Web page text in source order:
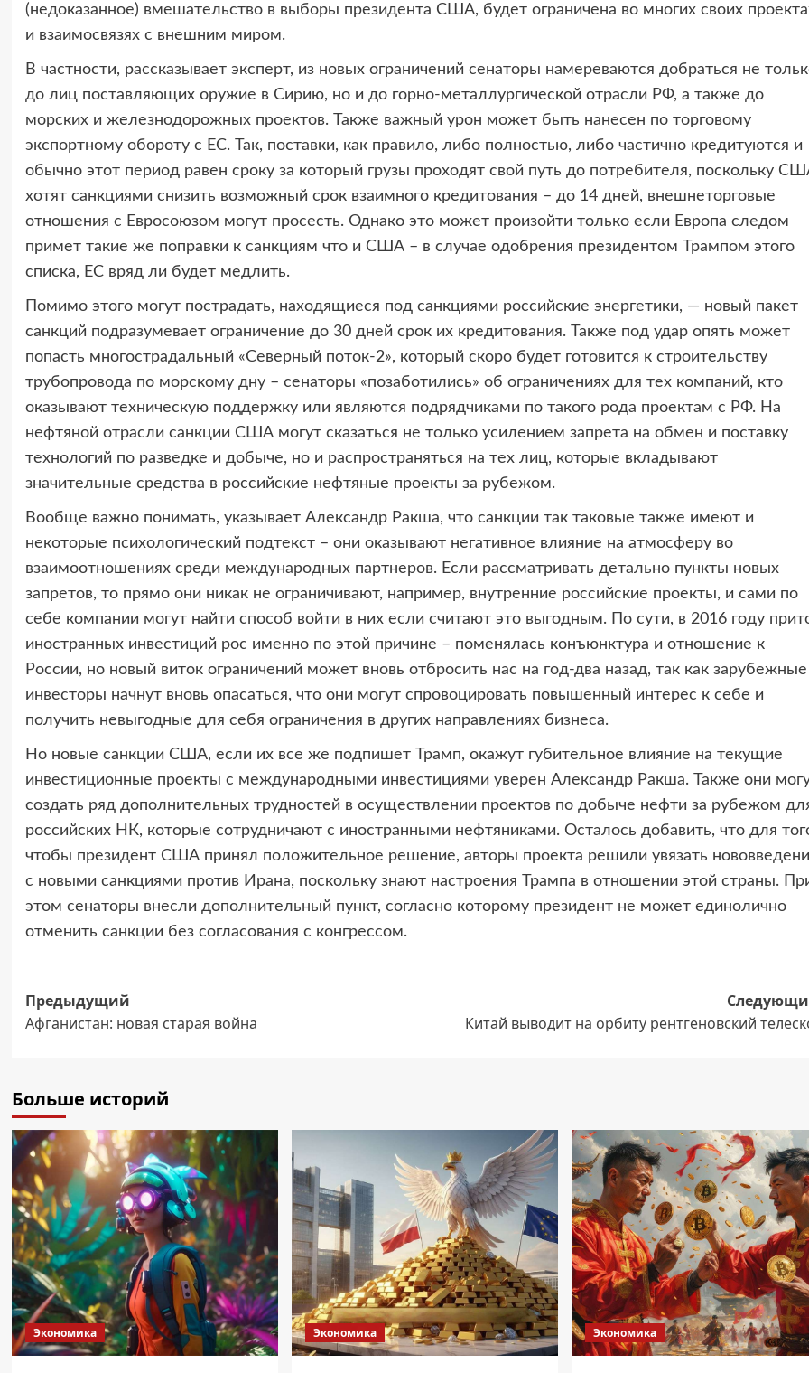
(недоказанное) вмешательство в выборы президента США, будет ограничена во многих своих
и взаимосвязях с внешним миром.
В частности, рассказывает эксперт, из новых ограничений сенаторы намереваются добраться не
до лиц поставляющих оружие в Сирию, но и до горно-металлургической отрасли РФ, а также до
морских и железнодорожных проектов. Также важный урон может быть нанесен по торговому
экспортному обороту с ЕС. Так, поставки, как правило, либо полностью, либо частично кредитуются и
обычно этот период равен сроку за который грузы проходят свой путь до потребителя, поскольку
хотят санкциями снизить возможный срок взаимного кредитования – до 14 дней, внешнеторговые
отношения с Евросоюзом могут просесть. Однако это может произойти только если Европа следом
примет такие же поправки к санкциям что и США – в случае одобрения президентом Трампом этого
списка, ЕС вряд ли будет медлить.
Помимо этого могут пострадать, находящиеся под санкциями российские энергетики, — новый пакет
санкций подразумевает ограничение до 30 дней срок их кредитования. Также под удар опять может
попасть многострадальный «Северный поток-2», который скоро будет готовится к строительству
трубопровода по морскому дну – сенаторы «позаботились» об ограничениях для тех компаний, кто
оказывают техническую поддержку или являются подрядчиками по такого рода проектам с РФ. На
нефтяной отрасли санкции США могут сказаться не только усилением запрета на обмен и поставку
технологий по разведке и добыче, но и распространяться на тех лиц, которые вкладывают
значительные средства в российские нефтяные проекты за рубежом.
Вообще важно понимать, указывает Александр Ракша, что санкции так таковые также имеют и
некоторые психологический подтекст – они оказывают негативное влияние на атмосферу во
взаимоотношениях среди международных партнеров. Если рассматривать детально пункты новых
запретов, то прямо они никак не ограничивают, например, внутренние российские проекты, и сами по
себе компании могут найти способ войти в них если считают это выгодным. По сути, в 2016 году
иностранных инвестиций рос именно по этой причине – поменялась конъюнктура и отношение к
России, но новый виток ограничений может вновь отбросить нас на год-два назад, так как зарубежные
инвесторы начнут вновь опасаться, что они могут спровоцировать повышенный интерес к себе и
получить невыгодные для себя ограничения в других направлениях бизнеса.
Но новые санкции США, если их все же подпишет Трамп, окажут губительное влияние на текущие
инвестиционные проекты с международными инвестициями уверен Александр Ракша. Также они
создать ряд дополнительных трудностей в осуществлении проектов по добыче нефти за рубежом
российских НК, которые сотрудничают с иностранными нефтяниками. Осталось добавить, что для
чтобы президент США принял положительное решение, авторы проекта решили увязать
с новыми санкциями против Ирана, поскольку знают настроения Трампа в отношении этой страны.
этом сенаторы внесли дополнительный пункт, согласно которому президент не может единолично
отменить санкции без согласования с конгрессом.
Навигация
записи
Предыдущий
Афганистан: новая старая война
Китай выводит на орбиту рентгеновский
Больше историй
Экономика Экономика Экономика